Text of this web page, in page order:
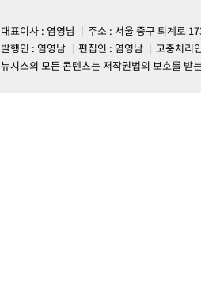
대표이사 : 염영남
주소 : 서울 중구 퇴계로
발행인 : 염영남
편집인 : 염영남
고충처리
뉴시스의 모든 콘텐츠는 저작권법의 보호를